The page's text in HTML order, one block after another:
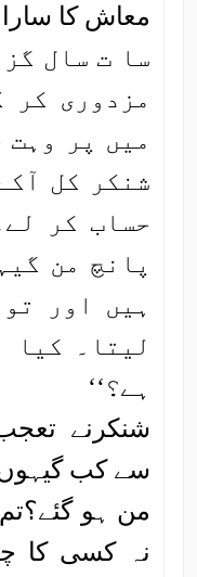
معاش کا سارا
سا ت سال
مزدوری کر
میں پر وہت
شنکر کل
حساب کر
پانچ من
ہیں اور
لیتا۔ کیا
ہے؟‘‘
شنکرنے
سے کب گیہوں
من ہو گئے؟تم
نہ کسی کا